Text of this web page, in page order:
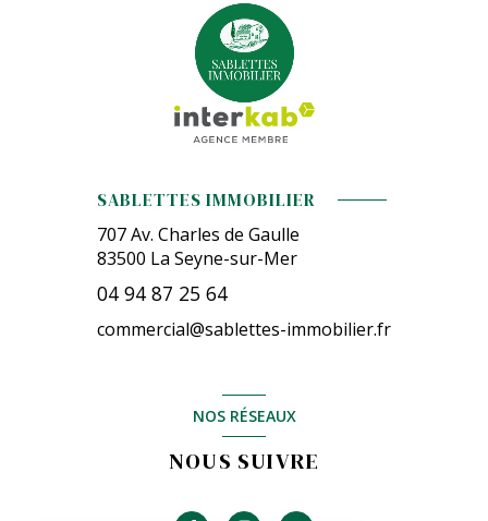
SABLETTES IMMOBILIER
707 Av. Charles de Gaulle
83500 La Seyne-sur-Mer
04 94 87 25 64
commercial@sablettes-immobilier.fr
NOS RÉSEAUX
NOUS SUIVRE